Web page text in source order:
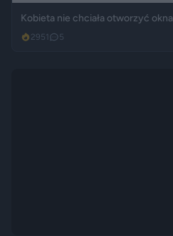
Kobieta nie chciała otworzyć okna
2951 5